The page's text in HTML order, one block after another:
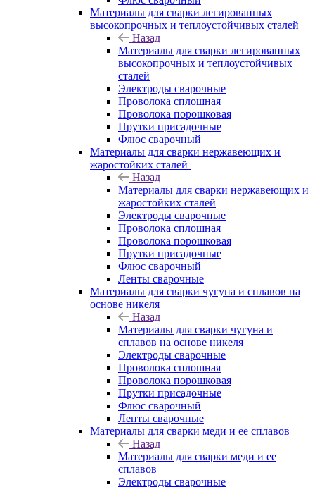
Материалы для сварки легированных
высокопрочных и теплоустойчивых сталей
Назад
Материалы для сварки легированных
высокопрочных и теплоустойчивых
сталей
Электроды сварочные
Проволока сплошная
Проволока порошковая
Прутки присадочные
Флюс сварочный
Материалы для сварки нержавеющих и
жаростойких сталей
Назад
Материалы для сварки нержавеющих и
жаростойких сталей
Электроды сварочные
Проволока сплошная
Проволока порошковая
Прутки присадочные
Флюс сварочный
Ленты сварочные
Материалы для сварки чугуна и сплавов на
основе никеля
Назад
Материалы для сварки чугуна и
сплавов на основе никеля
Электроды сварочные
Проволока сплошная
Проволока порошковая
Прутки присадочные
Флюс сварочный
Ленты сварочные
Материалы для сварки меди и ее сплавов
Назад
Материалы для сварки меди и ее
сплавов
Электроды сварочные